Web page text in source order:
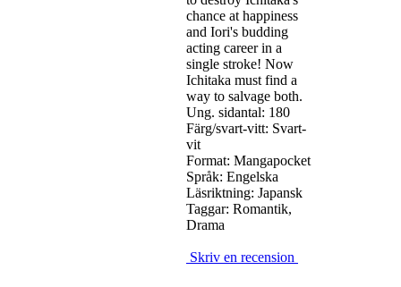
chance at happiness
and Iori's budding
acting career in a
single stroke! Now
Ichitaka must find a
way to salvage both.
Ung. sidantal: 180
Färg/svart-vitt: Svart-
vit
Format: Mangapocket
Språk: Engelska
Läsriktning: Japansk
Taggar: Romantik,
Drama
Skriv en recension